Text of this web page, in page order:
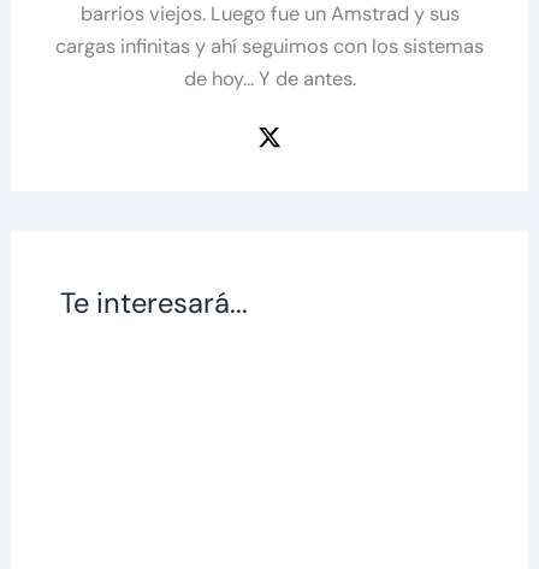
barrios viejos. Luego fue un Amstrad y sus
cargas infinitas y ahí seguimos con los sistemas
de hoy... Y de antes.
Te interesará...